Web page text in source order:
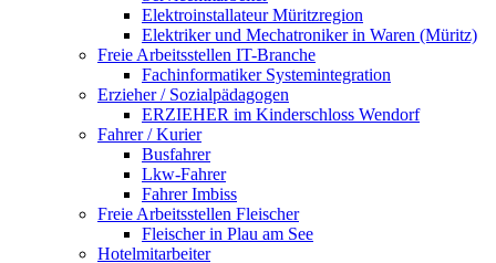
Elektroinstallateur Müritzregion
Elektriker und Mechatroniker in Waren (Müritz)
Freie Arbeitsstellen IT-Branche
Fachinformatiker Systemintegration
Erzieher / Sozialpädagogen
ERZIEHER im Kinderschloss Wendorf
Fahrer / Kurier
Busfahrer
Lkw-Fahrer
Fahrer Imbiss
Freie Arbeitsstellen Fleischer
Fleischer in Plau am See
Hotelmitarbeiter